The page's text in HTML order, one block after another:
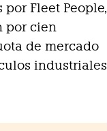
Fleet People,
por cien
de mercado
industriales